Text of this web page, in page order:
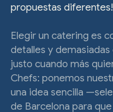
propuestas diferentes!
Elegir un catering es
detalles y
justo cuando más
Chefs: ponemos
una idea sencilla
de Barcelona para